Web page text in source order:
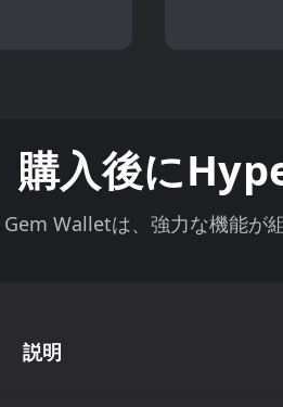
購入後に
Gem Walletは、強力な機能が
説明